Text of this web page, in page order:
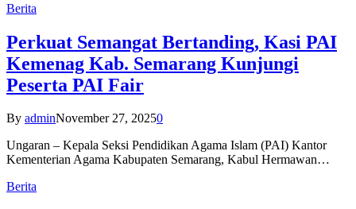
Berita
Perkuat Semangat Bertanding, Kasi PAI
Kemenag Kab. Semarang Kunjungi
Peserta PAI Fair
By adminNovember 27, 20250
Ungaran – Kepala Seksi Pendidikan Agama Islam (PAI) Kantor
Kementerian Agama Kabupaten Semarang, Kabul Hermawan…
Berita